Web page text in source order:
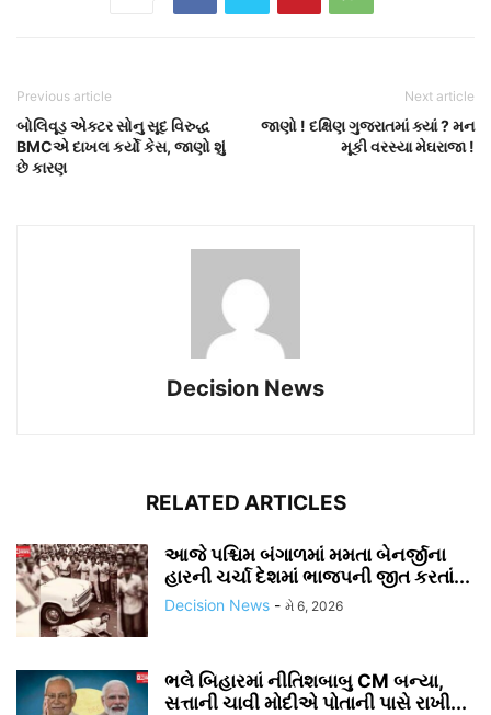
Previous article
બોલિવૂડ એક્ટર સોનુ સૂદ વિરુદ્ધ
BMCએ દાખલ કર્યો કેસ, જાણો શું
છે કારણ
Next article
જાણો ! દક્ષિણ ગુજરાતમાં ક્યાં ? મન
મૂકી વરસ્યા મેઘરાજા !
Decision News
RELATED ARTICLES
આજે પશ્ચિમ બંગાળમાં મમતા બેનર્જીના
હારની ચર્ચા દેશમાં ભાજપની જીત કરતાં...
Decision News - મે 6, 2026
ભલે બિહારમાં નીતિશબાબુ CM બન્યા,
સત્તાની ચાવી મોદીએ પોતાની પાસે રાખી...